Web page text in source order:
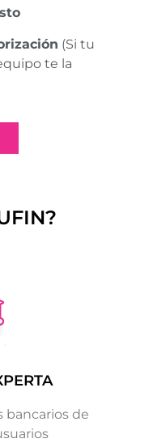
(Si tu
te la
bancarios de